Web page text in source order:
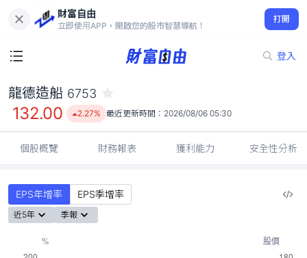
財富自由
立即使用APP，開啟您的股市智慧導航！
打開
登入
132.00
2.27%
龍德造船 6753
132.00 2.27% 最近更新時間： 2026/08/06 05:30
個股概覽 財務報表 獲利能力 安全性分析
EPS年增率 EPS季增率
近5年 季報